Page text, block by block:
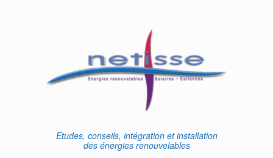
Etudes, conseils, intégration et installation
des énergies renouvelables